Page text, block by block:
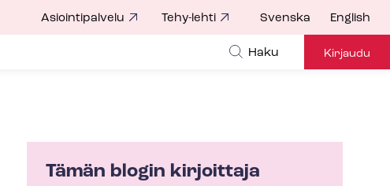
Asiointipalvelu Tehy-lehti Svenska English
Haku Kirjaudu
Tämän blogin kirjoittaja